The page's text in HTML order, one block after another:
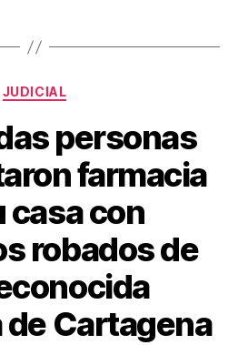
ar
Categorías
JUDICIAL
personas
farmacia
casa con
robados de
Cartagena